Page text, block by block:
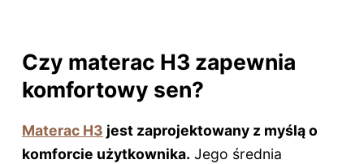
Czy materac H3 zapewnia
komfortowy sen?
Materac H3 jest zaprojektowany z myślą o
komforcie użytkownika. Jego średnia